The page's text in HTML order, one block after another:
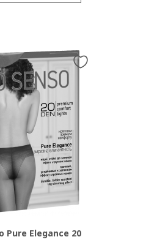
Pure Elegance 20